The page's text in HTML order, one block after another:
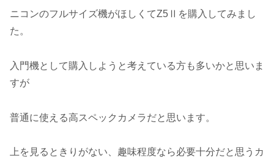
ニコンのフルサイズ機がほしくてZ5Ⅱを購入してみまし
た。
入門機として購入しようと考えている方も多いかと思いま
すが
普通に使える高スペックカメラだと思います。
上を見るときりがない、趣味程度なら必要十分だと思うカ